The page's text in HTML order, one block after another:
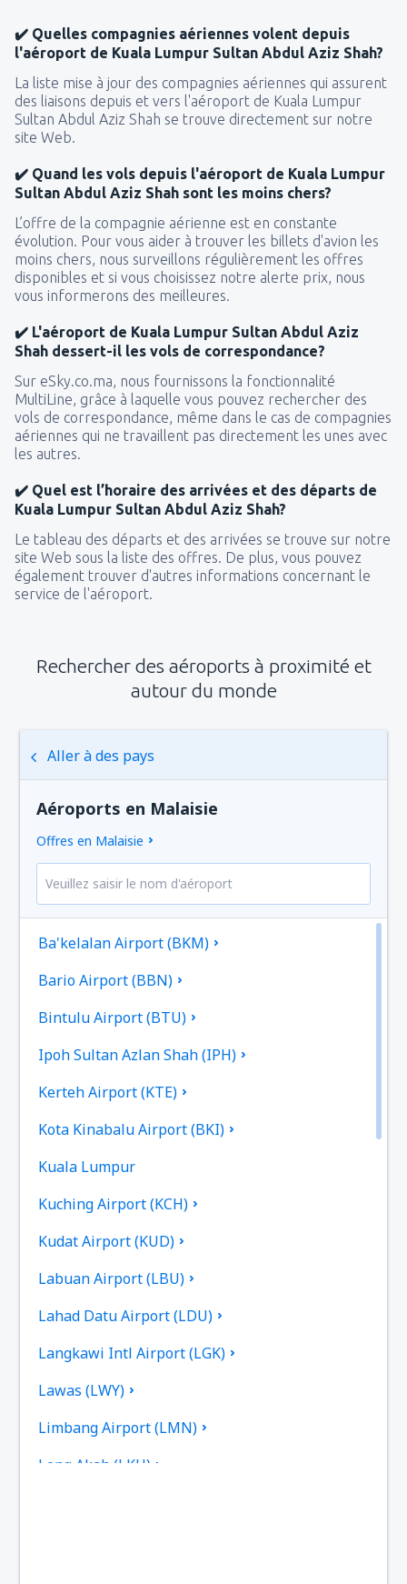
✔️ Quelles compagnies aériennes volent depuis
l'aéroport de Kuala Lumpur Sultan Abdul Aziz Shah?
La liste mise à jour des compagnies aériennes qui assurent
des liaisons depuis et vers l'aéroport de Kuala Lumpur
Sultan Abdul Aziz Shah se trouve directement sur notre
site Web.
✔️ Quand les vols depuis l'aéroport de Kuala Lumpur
Sultan Abdul Aziz Shah sont les moins chers?
L’offre de la compagnie aérienne est en constante
évolution. Pour vous aider à trouver les billets d'avion les
moins chers, nous surveillons régulièrement les offres
disponibles et si vous choisissez notre alerte prix, nous
vous informerons des meilleures.
✔️ L'aéroport de Kuala Lumpur Sultan Abdul Aziz
Shah dessert-il les vols de correspondance?
Sur eSky.co.ma, nous fournissons la fonctionnalité
MultiLine, grâce à laquelle vous pouvez rechercher des
vols de correspondance, même dans le cas de compagnies
aériennes qui ne travaillent pas directement les unes avec
les autres.
✔️ Quel est l’horaire des arrivées et des départs de
Kuala Lumpur Sultan Abdul Aziz Shah?
Le tableau des départs et des arrivées se trouve sur notre
site Web sous la liste des offres. De plus, vous pouvez
également trouver d'autres informations concernant le
service de l'aéroport.
Rechercher des aéroports à proximité et
autour du monde
Aller à des pays
Aéroports en Malaisie
Offres en Malaisie
Ba'kelalan Airport (BKM)
Bario Airport (BBN)
Bintulu Airport (BTU)
Ipoh Sultan Azlan Shah (IPH)
Kerteh Airport (KTE)
Kota Kinabalu Airport (BKI)
Kuala Lumpur
Kuching Airport (KCH)
Kudat Airport (KUD)
Labuan Airport (LBU)
Lahad Datu Airport (LDU)
Langkawi Intl Airport (LGK)
Lawas (LWY)
Limbang Airport (LMN)
Long Akah (LKH)